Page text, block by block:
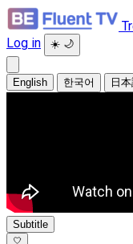
Log in
☀️ 🌙
English 한국어 日
Subtitle